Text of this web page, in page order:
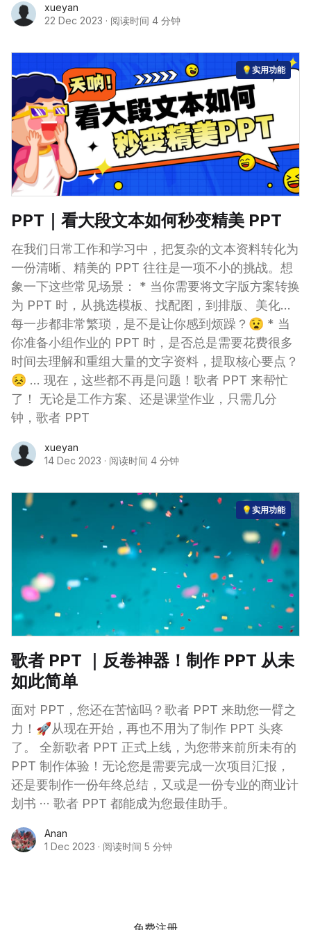
xueyan
22 Dec 2023 · 阅读时间 4 分钟
💡实用功能
PPT｜看大段文本如何秒变精美 PPT
在我们日常工作和学习中，把复杂的文本资料转化为
一份清晰、精美的 PPT 往往是一项不小的挑战。想
象一下这些常见场景： * 当你需要将文字版方案转换
为 PPT 时，从挑选模板、找配图，到排版、美化…
每一步都非常繁琐，是不是让你感到烦躁？😧 * 当
你准备小组作业的 PPT 时，是否总是需要花费很多
时间去理解和重组大量的文字资料，提取核心要点？
😣 ... 现在，这些都不再是问题！歌者 PPT 来帮忙
了！ 无论是工作方案、还是课堂作业，只需几分
钟，歌者 PPT
xueyan
14 Dec 2023 · 阅读时间 4 分钟
💡实用功能
歌者 PPT ｜反卷神器！制作 PPT 从未
如此简单
面对 PPT，您还在苦恼吗？歌者 PPT 来助您一臂之
力！🚀从现在开始，再也不用为了制作 PPT 头疼
了。 全新歌者 PPT 正式上线，为您带来前所未有的
PPT 制作体验！无论您是需要完成一次项目汇报，
还是要制作一份年终总结，又或是一份专业的商业计
划书 ··· 歌者 PPT 都能成为您最佳助手。
Anan
1 Dec 2023 · 阅读时间 5 分钟